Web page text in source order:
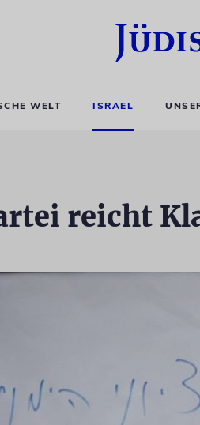
WELT ISRAEL
reicht